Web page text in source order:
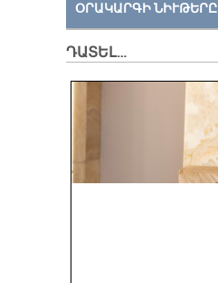
ՕՐԱԿԱՐԳԻ ՆԻՒԹԵՐԸ
ԴԱՏԵԼ…